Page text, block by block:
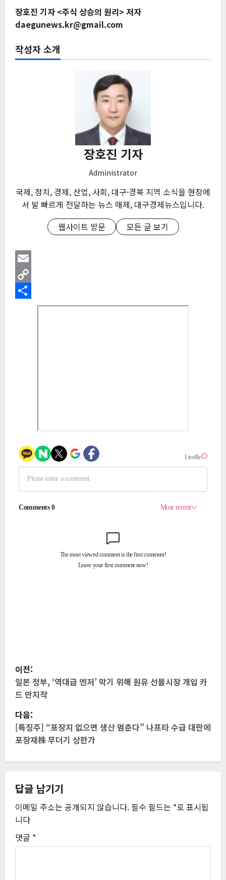
장호진 기자 <주식 상승의 원리> 저자
daegunews.kr@gmail.com
작성자 소개
장호진 기자
Administrator
국제, 정치, 경제, 산업, 사회, 대구·경북 지역 소식을 현장에
서 발 빠르게 전달하는 뉴스 매체, 대구경제뉴스입니다.
웹사이트 방문
모든 글 보기
Email
Copy
게
시
물
내
비
이
션
이전:
일본 정부, ‘역대급 엔저’ 막기 위해 원유 선물시장 개입 카
드 만지작
다음:
[특징주] “포장지 없으면 생산 멈춘다” 나프타 수급 대란에
포장재株 무더기 상한가
답글 남기기
이메일 주소는 공개되지 않습니다. 필수 필드는 *로 표시됩
니다
댓글 *